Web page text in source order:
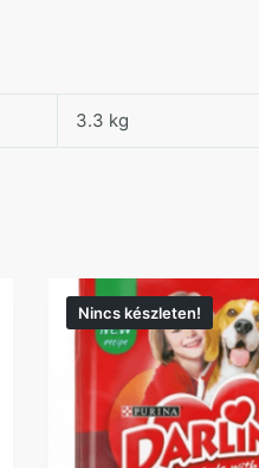
3.3 kg
Nincs készleten!